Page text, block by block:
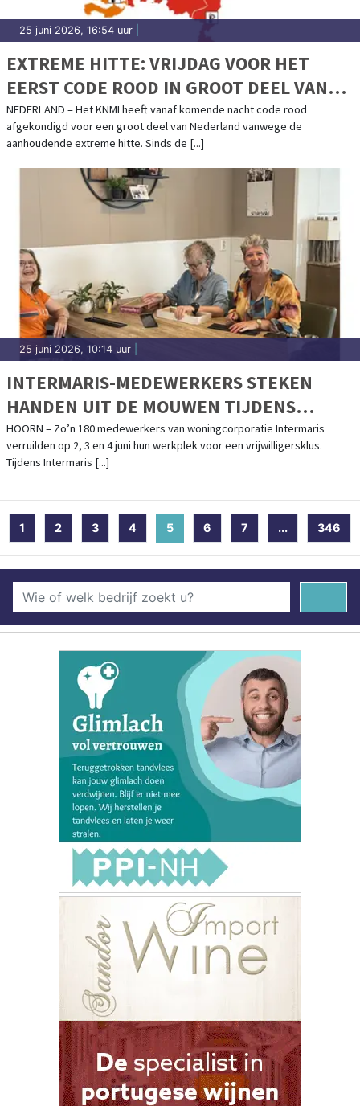
25 juni 2026, 16:54 uur
EXTREME HITTE: VRIJDAG VOOR HET
EERST CODE ROOD IN GROOT DEEL VAN
HET LAND
NEDERLAND – Het KNMI heeft vanaf komende nacht code rood
afgekondigd voor een groot deel van Nederland vanwege de
aanhoudende extreme hitte. Sinds de [...]
25 juni 2026, 10:14 uur
INTERMARIS-MEDEWERKERS STEKEN
HANDEN UIT DE MOUWEN TIJDENS
INTERMARIS DOET!
HOORN – Zo’n 180 medewerkers van woningcorporatie Intermaris
verruilden op 2, 3 en 4 juni hun werkplek voor een vrijwilligersklus.
Tijdens Intermaris [...]
1 2 3 4 5 (current)
6 7 ... 346